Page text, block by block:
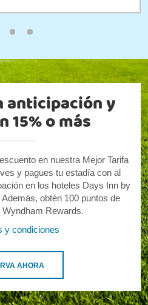
anticipación y
15% o más
en nuestra Mejor Tarifa
y pagues tu estadía con al
en los hoteles Days Inn by
obtén 100 puntos de
Wyndham Rewards.
y condiciones
AHORA